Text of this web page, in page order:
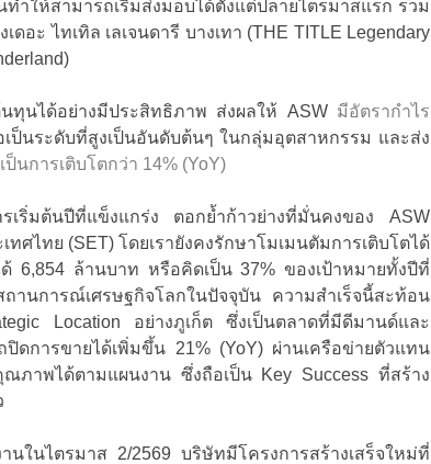
ทำให้สามารถเริ่มส่งมอบได้ตั้งแต่ปลายไตรมาสแรก รวม
อะ ไทเทิล เลเจนดารี บางเทา (THE TITLE Legendary
ทุนได้อย่างมีประสิทธิภาพ ส่งผลให้ ASW มีอัตรากำไร
ป็นระดับที่สูงเป็นอันดับต้นๆ ในกลุ่มอุตสาหกรรม และส่ง
นการเติบโตกว่า 14% (YoY)
เริ่มต้นปีที่แข็งแกร่ง ตอกย้ำก้าวย่างที่มั่นคงของ ASW
ศไทย (SET) โดยเรายังคงรักษาโมเมนตัมการเติบโตได้
6,854 ล้านบาท หรือคิดเป็น 37% ของเป้าหมายทั้งปีที่
านการณ์เศรษฐกิจโลกในปัจจุบัน ความสำเร็จนี้สะท้อน
Location อย่างภูเก็ต ซึ่งเป็นตลาดที่มีดีมานด์และ
ดการขายได้เพิ่มขึ้น 21% (YoY) ผ่านเครือข่ายตัวแทน
ภาพได้ตามแผนงาน ซึ่งถือเป็น Key Success ที่สร้าง
ในไตรมาส 2/2569 บริษัทมีโครงการสร้างเสร็จใหม่ที่